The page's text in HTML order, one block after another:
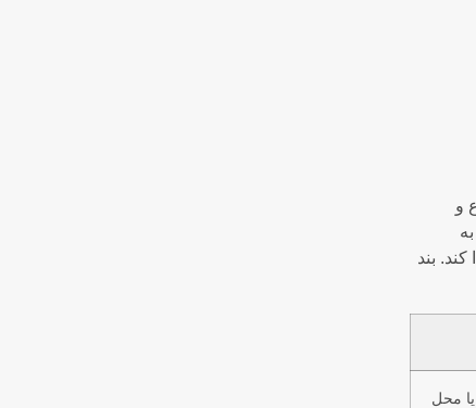
و
بند
محل